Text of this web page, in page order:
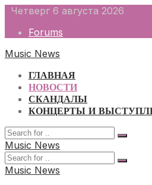
Skip
content
Четверг 6 августа 2026
Forums
Music News
ГЛАВНАЯ
НОВОСТИ
СКАНДАЛЫ
КОНЦЕРТЫ И
Music News
Music News